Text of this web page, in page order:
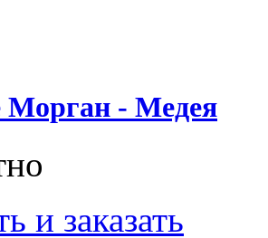
Морган - Медея
и заказать